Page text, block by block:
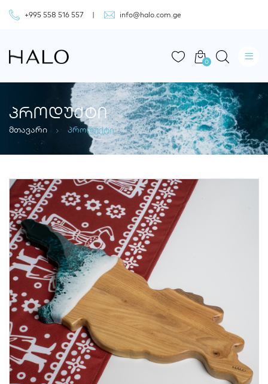
+995 558 516 557 info@halo.com.ge
0
ᲞᲠᲝᲓᲣᲥᲢᲘ
მთავარი პროდუქტი